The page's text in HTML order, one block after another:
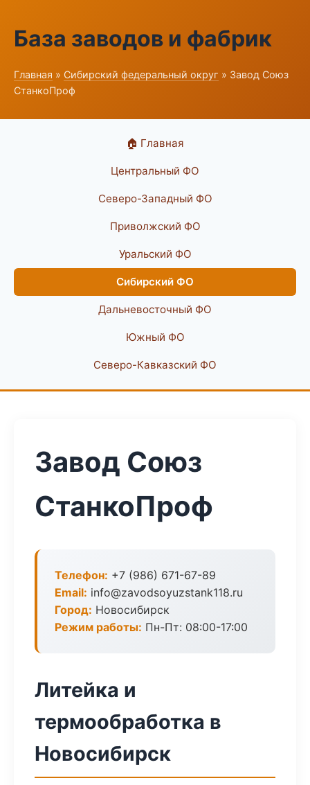
База заводов и фабрик
Главная » Сибирский федеральный округ » Завод Союз
СтанкоПроф
🏠 Главная
Центральный ФО
Северо-Западный ФО
Приволжский ФО
Уральский ФО
Сибирский ФО
Дальневосточный ФО
Южный ФО
Северо-Кавказский ФО
Завод Союз
СтанкоПроф
Телефон: +7 (986) 671-67-89
Email: info@zavodsoyuzstank118.ru
Город: Новосибирск
Режим работы: Пн-Пт: 08:00-17:00
Литейка и
термообработка в
Новосибирск